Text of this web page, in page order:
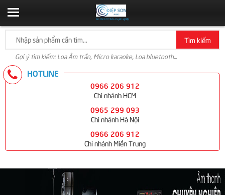
Tìm kiếm
Gợi ý tìm kiếm: Loa Âm trần, Micro karaoke, Loa bluetooth...
HOTLINE
0966 206 912
Chi nhánh HCM
0965 299 093
Chi nhánh Hà Nội
0966 206 912
Chi nhánh Miền Trung